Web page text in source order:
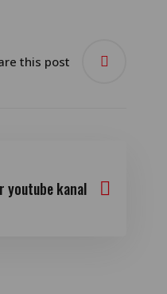
this post
youtube kanal